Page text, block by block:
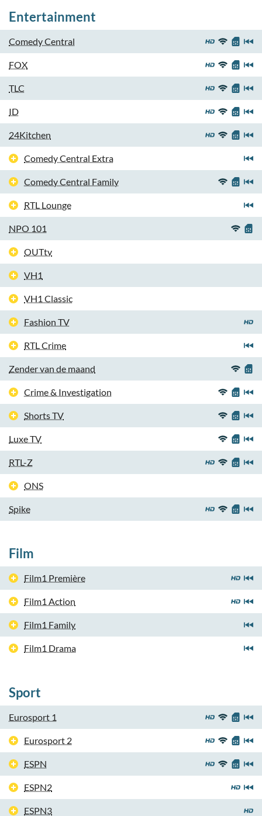
Entertainment
Comedy Central
FOX
TLC
ID
24Kitchen
Comedy Central Extra
Comedy Central Family
RTL Lounge
NPO 101
OUTtv
VH1
VH1 Classic
Fashion TV
RTL Crime
Zender van de maand
Crime & Investigation
Shorts TV
Luxe TV
RTL-Z
ONS
Spike
Film
Film1 Première
Film1 Action
Film1 Family
Film1 Drama
Sport
Eurosport 1
Eurosport 2
ESPN
ESPN2
ESPN3